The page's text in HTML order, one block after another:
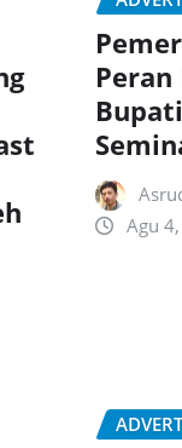
Peran
Agu